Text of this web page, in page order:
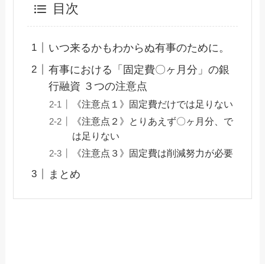
目次
いつ来るかもわからぬ有事のために。
有事における「固定費〇ヶ月分」の銀
行融資 ３つの注意点
《注意点１》固定費だけでは足りない
《注意点２》とりあえず〇ヶ月分、で
は足りない
《注意点３》固定費は削減努力が必要
まとめ